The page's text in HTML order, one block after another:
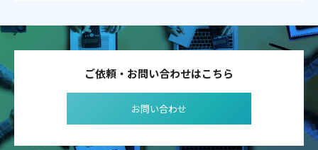
ご依頼・お問い合わせはこちら
お問い合わせ